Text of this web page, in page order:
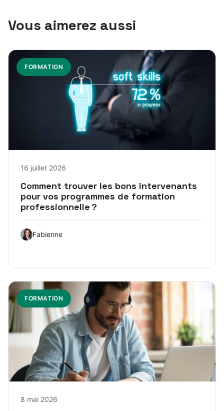
Vous aimerez aussi
FORMATION
16 juillet 2026
Comment trouver les bons intervenants
pour vos programmes de formation
professionnelle ?
Fabienne
FORMATION
8 mai 2026